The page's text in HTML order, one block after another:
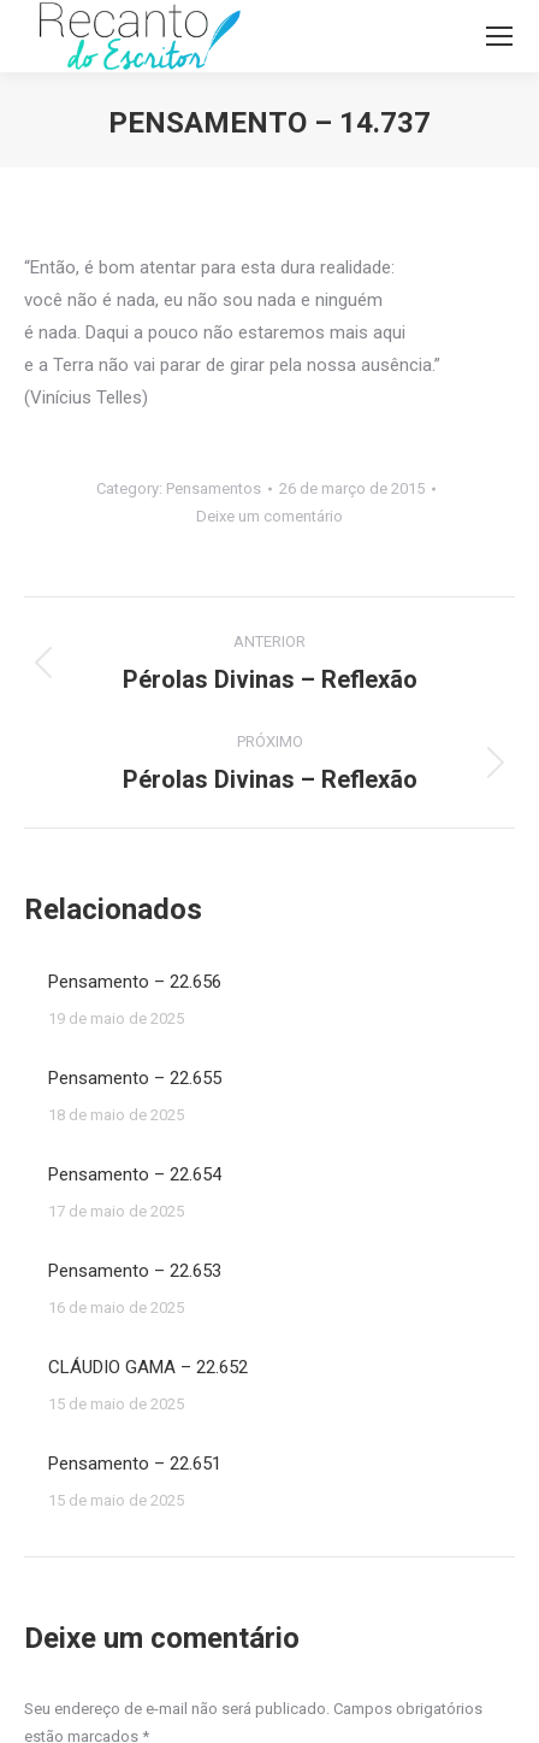
PENSAMENTO – 14.737
“Então, é bom atentar para esta dura realidade:
você não é nada, eu não sou nada e ninguém
é nada. Daqui a pouco não estaremos mais aqui
e a Terra não vai parar de girar pela nossa ausência.”
(Vinícius Telles)
Category: Pensamentos
26 de março de 2015
Deixe um comentário
de
ANTERIOR
Post
Pérolas Divinas – Reflexão
PRÓXIMO
Próximo
Pérolas Divinas – Reflexão
Relacionados
Pensamento – 22.656
19 de maio de 2025
Pensamento – 22.655
18 de maio de 2025
Pensamento – 22.654
17 de maio de 2025
Pensamento – 22.653
16 de maio de 2025
CLÁUDIO GAMA – 22.652
15 de maio de 2025
Pensamento – 22.651
15 de maio de 2025
Deixe um comentário
Seu endereço de e-mail não será publicado. Campos obrigatórios
estão marcados *